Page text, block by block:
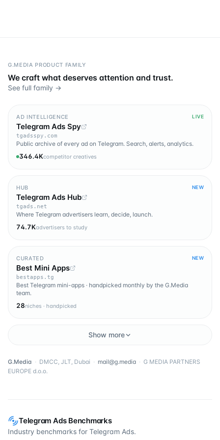
Telegram Ads Benchmarks
Industry benchmarks for Telegram Ads.
G.MEDIA PRODUCT FAMILY
We craft what deserves attention and trust.
See full family →
AD INTELLIGENCE LIVE
Telegram Ads Spy
tgadsspy.com
Public archive of every ad on Telegram. Search, alerts, analytics.
346.4Kcompetitor creatives
HUB NEW
Telegram Ads Hub
tgads.net
Where Telegram advertisers learn, decide, launch.
74.7Kadvertisers to study
CURATED NEW
Best Mini Apps
bestapps.tg
Best Telegram mini-apps · handpicked monthly by the G.Media
team.
28niches · handpicked
Show more
G.Media · DMCC, JLT, Dubai · mail@g.media · G MEDIA PARTNERS
EUROPE d.o.o.